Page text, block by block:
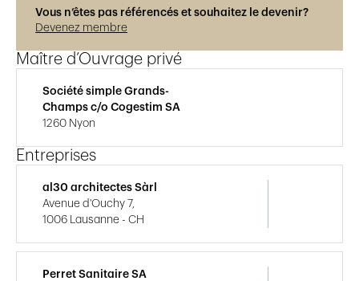
Vous n’êtes pas référencés et souhaitez le devenir?
Devenez membre
Maître d’Ouvrage privé
Société simple Grands-
Champs c/o Cogestim SA
1260 Nyon
Entreprises
al30 architectes Sàrl
Avenue d'Ouchy 7,
1006 Lausanne - CH
Perret Sanitaire SA